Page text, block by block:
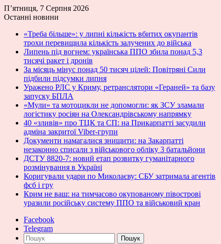
П’ятниця, 7 Серпня 2026
Останні новини
«Треба більше»: у липні кількість вбитих окупантів
трохи перевищила кількість залучених до війська
Липень під вогнем: українська ППО збила понад 5,3
тисячі ракет і дронів
За місяць мінус понад 50 тисяч цілей: Повітряні Сили
підбили підсумки липня
Уражено РЛС у Криму, ретранслятори «Гераней» та базу
запуску БПЛА
«Мули» та мотоцикли не допомогли: як ЗСУ зламали
логістику росіян на Олександрівському напрямку
40 «зливів» про ТЦК та СП: на Прикарпатті засудили
адміна закритої Viber-групи
Документи намагалися знищити: на Закарпатті
незаконно списали з військового обліку 3 батальйони
ДСТУ 8820-7: новий етап розвитку гуманітарного
розмінування в Україні
Коригували удари по Миколаєву: СБУ затримала агентів
фсб і гру
Крим не ваш: на тимчасово окупованому півострові
уразили російську систему ППО та військовий кран
Facebook
Telegram
Пошук